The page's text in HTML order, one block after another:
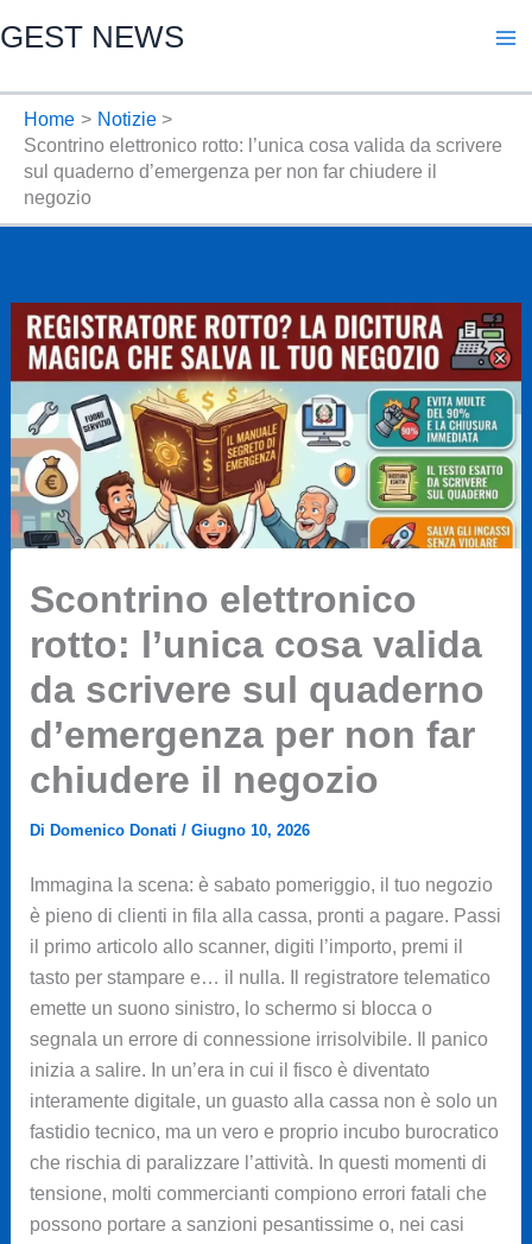
al
GEST NEWS
Home
Notizie
Scontrino elettronico rotto: l’unica cosa valida da scrivere
sul quaderno d’emergenza per non far chiudere il
negozio
Scontrino elettronico
rotto: l’unica cosa valida
da scrivere sul quaderno
d’emergenza per non far
chiudere il negozio
Di Domenico Donati / Giugno 10, 2026
Immagina la scena: è sabato pomeriggio, il tuo negozio
è pieno di clienti in fila alla cassa, pronti a pagare. Passi
il primo articolo allo scanner, digiti l’importo, premi il
tasto per stampare e… il nulla. Il registratore telematico
emette un suono sinistro, lo schermo si blocca o
segnala un errore di connessione irrisolvibile. Il panico
inizia a salire. In un’era in cui il fisco è diventato
interamente digitale, un guasto alla cassa non è solo un
fastidio tecnico, ma un vero e proprio incubo burocratico
che rischia di paralizzare l’attività. In questi momenti di
tensione, molti commercianti compiono errori fatali che
possono portare a sanzioni pesantissime o, nei casi